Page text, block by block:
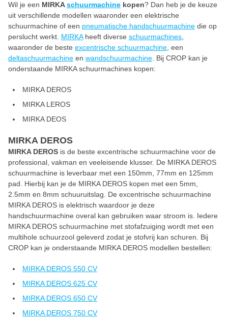
Wil je een MIRKAschuurmachine kopen? Dan heb je de keuze
uit verschillende modellen waaronder een elektrische
schuurmachine of een pneumatische handschuurmachine die op
perslucht werkt. MIRKAheeft diverse schuurmachines
waaronder de beste excentrische schuurmachine , een
deltaschuurmachine en wandschuurmachine . Bij CROP kan je
onderstaande MIRKA schuurmachines kopen:
MIRKA DEROS
MIRKA LEROS
MIRKA DEOS
MIRKA DEROS
MIRKA DEROS is de beste excentrische schuurmachine voor de
professional, vakman en veeleisende klusser. De MIRKA DEROS
schuurmachine is leverbaar met een 150mm, 77mm en 125mm
pad. Hierbij kan je de MIRKA DEROS kopen met een 5mm,
2.5mm en 8mm schuuruitslag. De excentrische schuurmachine
MIRKA DEROS is elektrisch waardoor je deze
handschuurmachine overal kan gebruiken waar stroom is. Iedere
MIRKA DEROS schuurmachine met stofafzuiging wordt met een
multihole schuurzool geleverd zodat je stofvrij kan schuren. Bij
CROP kan je onderstaande MIRKA DEROS modellen bestellen:
MIRKA DEROS 550 CV
MIRKA DEROS 625 CV
MIRKA DEROS 650 CV
MIRKA DEROS 750 CV